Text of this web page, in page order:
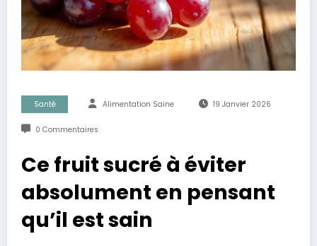
Santé Alimentation Saine 19 Janvier 2026
0 Commentaires
Ce fruit sucré à éviter
absolument en pensant
qu’il est sain